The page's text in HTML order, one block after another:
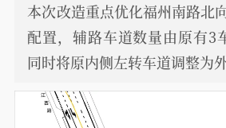
本次改造重点优化福州南路北
配置，辅路车道数量由原有3
同时将原内侧左转车道调整为